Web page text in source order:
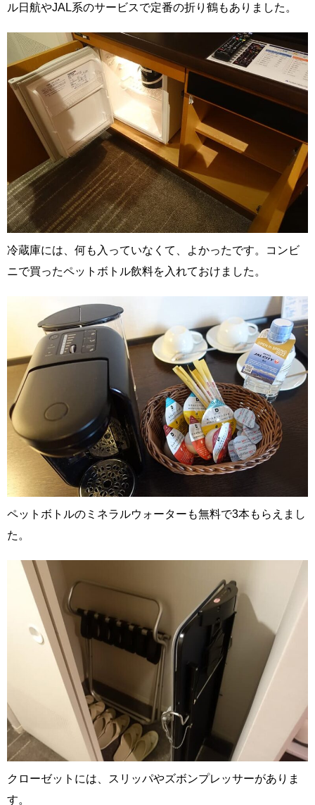
ル日航やJAL系のサービスで定番の折り鶴もありました。
冷蔵庫には、何も入っていなくて、よかったです。コンビ
ニで買ったペットボトル飲料を入れておけました。
ペットボトルのミネラルウォーターも無料で3本もらえまし
た。
クローゼットには、スリッパやズボンプレッサーがありま
す。